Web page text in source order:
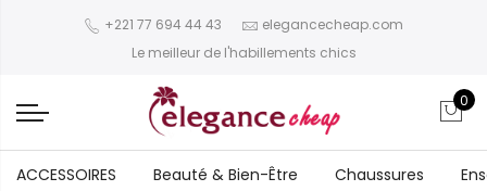
+221 77 694 44 43
elegancecheap.com
Le meilleur de l'habillements chics
0
ACCESSOIRES Beauté & Bien-Être Chaussures